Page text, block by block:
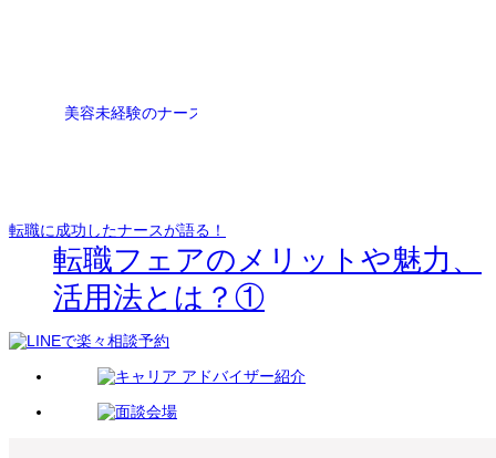
転職に成功したナースが語る！
転職フェアのメリットや魅力、
活用法とは？①